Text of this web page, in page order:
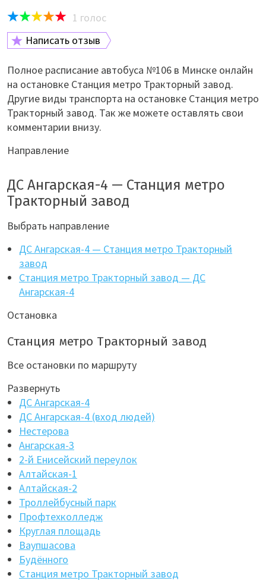
1 голос
Написать отзыв
Полное расписание автобуса №106 в Минске онлайн
на остановке Станция метро Тракторный завод.
Другие виды транспорта на остановке Станция метро
Тракторный завод. Так же можете оставлять свои
комментарии внизу.
Направление
ДС Ангарская-4 — Станция метро
Тракторный завод
Выбрать направление
ДС Ангарская-4 — Станция метро Тракторный
завод
Станция метро Тракторный завод — ДС
Ангарская-4
Остановка
Станция метро Тракторный завод
Все остановки по маршруту
Развернуть
ДС Ангарская-4
ДС Ангарская-4 (вход людей)
Нестерова
Ангарская-3
2-й Енисейский переулок
Алтайская-1
Алтайская-2
Троллейбусный парк
Профтехколледж
Круглая площадь
Ваупшасова
Будённого
Станция метро Тракторный завод